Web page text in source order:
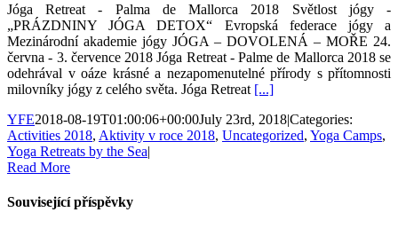
Jóga Retreat - Palma de Mallorca 2018 Světlost jógy -
„PRÁZDNINY JÓGA DETOX“ Evropská federace jógy a
Mezinárodní akademie jógy JÓGA – DOVOLENÁ – MOŘE 24.
června - 3. července 2018 Jóga Retreat - Palme de Mallorca 2018 se
odehrával v oáze krásné a nezapomenutelné přírody s přítomnosti
milovníky jógy z celého světa. Jóga Retreat [...]
YFE2018-08-19T01:00:06+00:00July 23rd, 2018|Categories:
Activities 2018, Aktivity v roce 2018, Uncategorized, Yoga Camps,
Yoga Retreats by the Sea|
Read More
Související příspěvky